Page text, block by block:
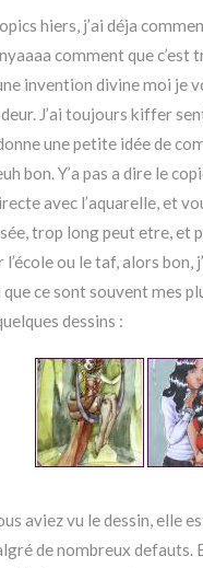
hiers, j’ai déja
comment que
invention divine moi je
J’ai toujours kiffer
une petite idée de
bon. Y’a pas a dire le
avec l’aquarelle, et
trop long peut etre, et
ou le taf, alors bon,
ce sont souvent mes
dessins :
aviez vu le dessin, elle
de nombreux